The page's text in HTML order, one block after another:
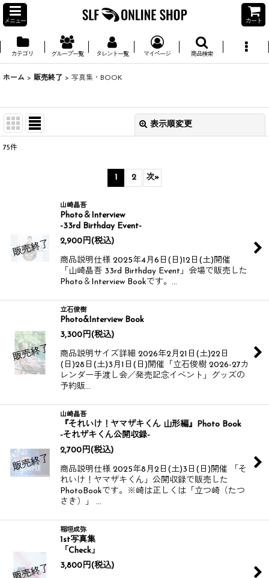
メニュー カート
カテゴリ グループ一覧 タレント一覧 マイページ 商品検索
ホーム > 販売終了 > 写真集・BOOK
表示順変更
75件
1 2 次»
山崎晶吾
Photo＆Interview
-33rd Birthday Event-
2,900 円(税込)
商品説明仕様 2025年4月6日(日)12日(土)開催
「山崎晶吾 33rd Birthday Event」会場で販売した
Photo＆Interview Bookです。​​ …
立石俊樹
Photo&Interview Book
3,300 円(税込)
商品説明サイズ詳細 2026年2月21日(土)22日
(日)28日(土)3月1日(日)開催​​​​ 「立石俊樹 2026-27カ
レンダー手渡し会／発売記念イベント」​​グッズの
予約販…
山崎晶吾
『それいけ！ヤマザキくん 山形編』Photo Book
-それザキくん公開収録-
2,700 円(税込)
商品説明仕様 2025年8月2日(土)3日(日)開催 「そ
れいけ！ヤマザキくん」公開収録で販売した
PhotoBookです。​​ ​​ ※崎は正しくは「立つ崎（たつ
さき）」 …
稲垣成弥
1st写真集
「Check」
3,800 円(税込)